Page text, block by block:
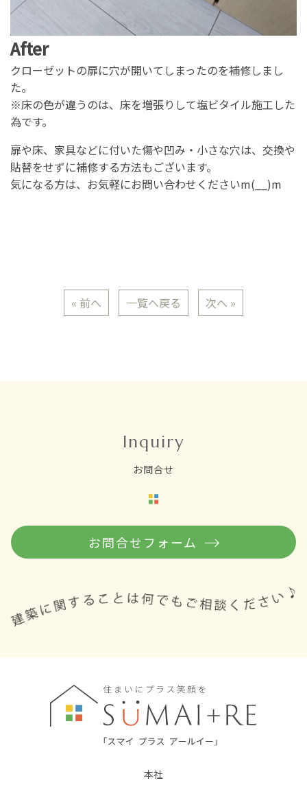
After
クローゼットの扉に穴が開いてしまったのを補修しまし
た。
※床の色が違うのは、床を増張りして塩ビタイル施工した
為です。
扉や床、家具などに付いた傷や凹み・小さな穴は、交換や
貼替をせずに補修する方法もございます。
気になる方は、お気軽にお問い合わせくださいm(__)m
« 前へ 一覧へ戻る 次へ »
Inquiry
お問合せ
お問合せフォーム
本社